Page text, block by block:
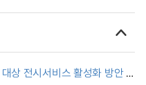
상 전시서비스 활성화 방안 :